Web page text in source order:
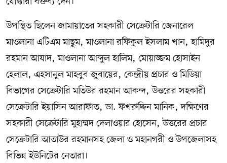
উপস্থিত ছিলেন জামায়াতের সহকারী সেক্রেটারি জেনারেল
মাওলানা এটিএম মাছুম, মাওলানা রফিকুল ইসলাম খান, হামিদুর
রহমান আযাদ, মাওলানা আব্দুল হালিম, মোয়াজ্জম হোসাইন
হেলাল, এহসানুল মাহবুব জুবায়ের, কেন্দ্রীয় প্রচার ও মিডিয়া
বিভাগের সেক্রেটারি মতিউর রহমান আকন্দ, উত্তরের সহকারী
সেক্রেটারি ইয়াসিন আরাফাত, ডা. ফখরুদ্দিন মানিক, দক্ষিণের
সহকারী সেক্রেটারি মুহাম্মদ দেলাওয়ার হোসেন, উত্তরের প্রচার
সেক্রেটারি আতাউর রহমানসহ জেলা ও মহানগরী ও উপজেলাসহ
বিভিন্ন ইউনিটের নেতারা।